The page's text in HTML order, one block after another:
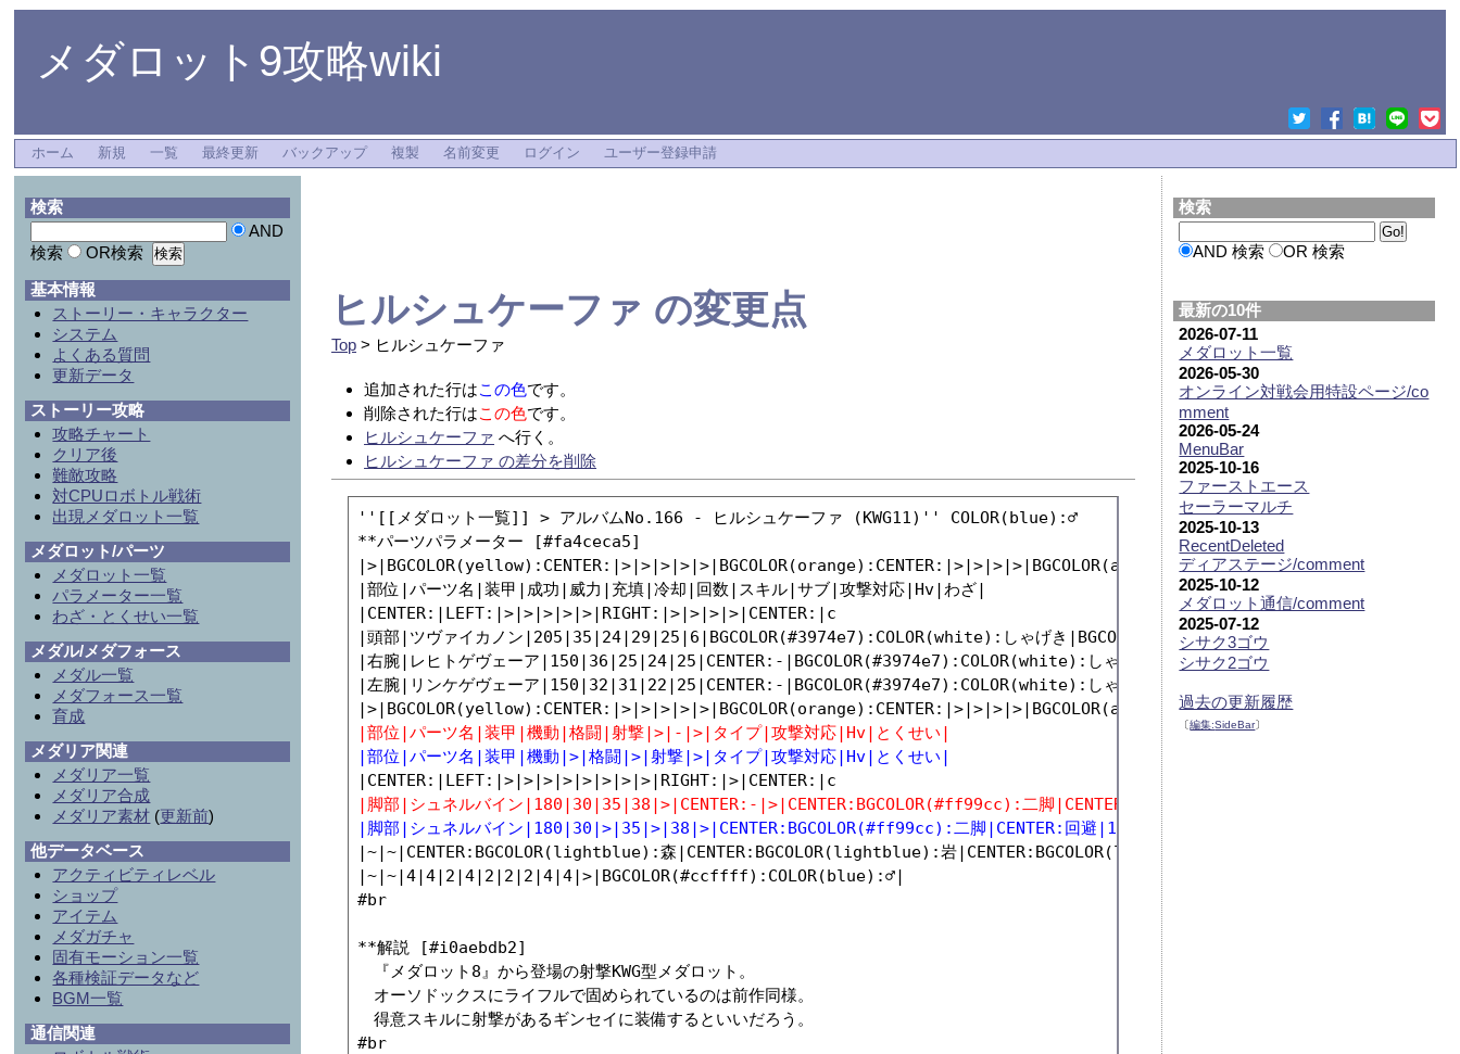
メダロット9攻略wiki
ホーム 新規 一覧 最終更新 バックアップ 複製 名前変更 ログイン ユーザー登録申請
ヒルシュケーファ の変更点
Top > ヒルシュケーファ
追加された行はこの色です。
削除された行はこの色です。
ヒルシュケーファ へ行く。
ヒルシュケーファ の差分を削除
''[[メダロット一覧]] > アルバムNo.166 - ヒルシュケーファ (KWG11)'' COLOR(blue):♂
**パーツパラメーター [#fa4ceca5]
|>|BGCOLOR(yellow):CENTER:|>|>|>|>|>|BGCOLOR(orange):CENTER:|>|>|>|>|BGCOLOR(aqua):CENTER:|c
|部位|パーツ名|装甲|成功|威力|充填|冷却|回数|スキル|サブ|攻撃対応|Hv|わざ|
|CENTER:|LEFT:|>|>|>|>|>|RIGHT:|>|>|>|>|CENTER:|c
|頭部|ツヴァイカノン|205|35|24|29|25|6|BGCOLOR(#3974e7):COLOR(white):しゃげき|BGCOLOR(#999999):COLOR(blue):狙|-|-|[[
|右腕|レヒトゲヴェーア|150|36|25|24|25|CENTER:-|BGCOLOR(#3974e7):COLOR(white):しゃげき
|左腕|リンケゲヴェーア|150|32|31|22|25|CENTER:-|BGCOLOR(#3974e7):COLOR(white):しゃげき
|>|BGCOLOR(yellow):CENTER:|>|>|>|>|>|BGCOLOR(orange):CENTER:|>|>|>|>|BGCOLOR(aqua):CENTER:|c
|部位|パーツ名|装甲|機動|格闘|射撃|>|-|>|タイプ|攻撃対応|Hv|とくせい|
|部位|パーツ名|装甲|機動|>|格闘|>|射撃|>|タイプ|攻撃対応|Hv|とくせい|
|脚部|シュネルバイン|180|30|35|38|>|CENTER:-|>|CENTER:BGCOLOR(#ff99cc):二脚|CENTER:回避|1|[[ラジエーター]]|
|脚部|シュネルバイン|180|30|>|35|>|38|>|CENTER:BGCOLOR(#ff99cc):二脚|CENTER:回避|1|[[ラジエーター]]|
|~|~|CENTER:BGCOLOR(lightblue):森|CENTER:BGCOLOR(lightblue):岩|CENTER:BGCOLOR(lightblue):砂
|~|~|4|4|2|4|2|2|2|4|4|>|BGCOLOR(#ccffff):COLOR(blue):♂|
#br
**解説 [#i0aebdb2]
『メダロット8』から登場の射撃KWG型メダロット。
オーソドックスにライフルで固められているのは前作同様。
得意スキルに射撃があるギンセイに装備するといいだろう。
#br
検索
AND 検索 OR 検索
最新の10件
2026-07-11
メダロット一覧
2026-05-30
オンライン対戦会用特設ページ/co
mment
2026-05-24
MenuBar
2025-10-16
ファーストエース
セーラーマルチ
2025-10-13
RecentDeleted
ディアステージ/comment
2025-10-12
メダロット通信/comment
2025-07-12
シサク3ゴウ
シサク2ゴウ
過去の更新履歴
〔編集:SideBar〕
検索
AND
検索
OR検索
基本情報
ストーリー・キャラクター
システム
よくある質問
更新データ
ストーリー攻略
攻略チャート
クリア後
難敵攻略
対CPUロボトル戦術
出現メダロット一覧
メダロット/パーツ
メダロット一覧
パラメーター一覧
わざ・とくせい一覧
メダル/メダフォース
メダル一覧
メダフォース一覧
育成
メダリア関連
メダリア一覧
メダリア合成
メダリア素材 (更新前)
他データベース
アクティビティレベル
ショップ
アイテム
メダガチャ
固有モーション一覧
各種検証データなど
BGM一覧
通信関連